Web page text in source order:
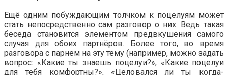
Ещё одним побуждающим толчком к поцелуям может
стать непосредственно сам разговор о них. Ведь такая
беседа становится элементом предвкушения самого
случая для обоих партнёров. Более того, во время
разговора с парнем на эту тему (например, можно задать
вопрос: «Какие ты знаешь поцелуи?», «Какие поцелуи
для тебя комфортны?», «Целовался ли ты когда-